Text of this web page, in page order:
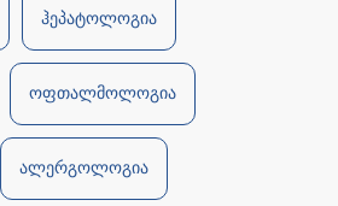
ჰეპატოლოგია
ოფთალმოლოგია
ალერგოლოგია